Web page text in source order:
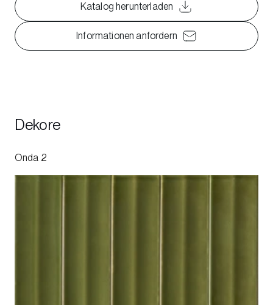
Katalog herunterladen
Informationen anfordern
Dekore
Onda 2